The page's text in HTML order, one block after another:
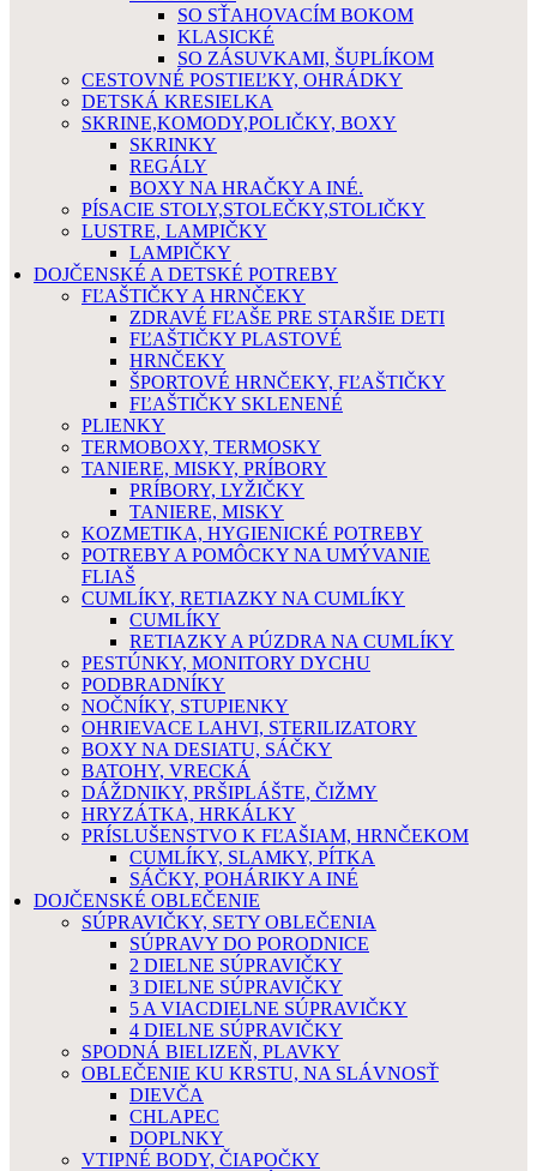
SO SŤAHOVACÍM BOKOM
KLASICKÉ
SO ZÁSUVKAMI, ŠUPLÍKOM
CESTOVNÉ POSTIEĽKY, OHRÁDKY
DETSKÁ KRESIELKA
SKRINE,KOMODY,POLIČKY, BOXY
SKRINKY
REGÁLY
BOXY NA HRAČKY A INÉ.
PÍSACIE STOLY,STOLEČKY,STOLIČKY
LUSTRE, LAMPIČKY
LAMPIČKY
DOJČENSKÉ A DETSKÉ POTREBY
FĽAŠTIČKY A HRNČEKY
ZDRAVÉ FĽAŠE PRE STARŠIE DETI
FĽAŠTIČKY PLASTOVÉ
HRNČEKY
ŠPORTOVÉ HRNČEKY, FĽAŠTIČKY
FĽAŠTIČKY SKLENENÉ
PLIENKY
TERMOBOXY, TERMOSKY
TANIERE, MISKY, PRÍBORY
PRÍBORY, LYŽIČKY
TANIERE, MISKY
KOZMETIKA, HYGIENICKÉ POTREBY
POTREBY A POMÔCKY NA UMÝVANIE
FLIAŠ
CUMLÍKY, RETIAZKY NA CUMLÍKY
CUMLÍKY
RETIAZKY A PÚZDRA NA CUMLÍKY
PESTÚNKY, MONITORY DYCHU
PODBRADNÍKY
NOČNÍKY, STUPIENKY
OHRIEVACE LAHVI, STERILIZATORY
BOXY NA DESIATU, SÁČKY
BATOHY, VRECKÁ
DÁŽDNIKY, PRŠIPLÁŠTE, ČIŽMY
HRYZÁTKA, HRKÁLKY
PRÍSLUŠENSTVO K FĽAŠIAM, HRNČEKOM
CUMLÍKY, SLAMKY, PÍTKA
SÁČKY, POHÁRIKY A INÉ
DOJČENSKÉ OBLEČENIE
SÚPRAVIČKY, SETY OBLEČENIA
SÚPRAVY DO PORODNICE
2 DIELNE SÚPRAVIČKY
3 DIELNE SÚPRAVIČKY
5 A VIACDIELNE SÚPRAVIČKY
4 DIELNE SÚPRAVIČKY
SPODNÁ BIELIZEŇ, PLAVKY
OBLEČENIE KU KRSTU, NA SLÁVNOSŤ
DIEVČA
CHLAPEC
DOPLNKY
VTIPNÉ BODY, ČIAPOČKY